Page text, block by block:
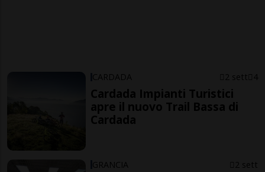
CARDADA 2 sett 4
Cardada Impianti Turistici
apre il nuovo Trail Bassa di
Cardada
GRANCIA 2 sett